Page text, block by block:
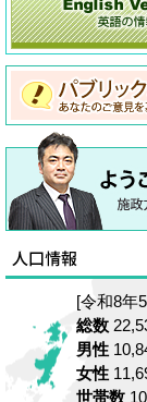
[令和8年
総数
男性
女性
世帯数